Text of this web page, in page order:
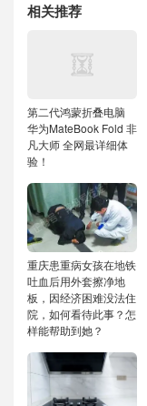
相关推荐
第二代鸿蒙折叠电脑
华为MateBook Fold 非
凡大师 全网最详细体
验！
重庆患重病女孩在地铁
吐血后用外套擦净地
板，因经济困难没法住
院，如何看待此事？怎
样能帮助到她？